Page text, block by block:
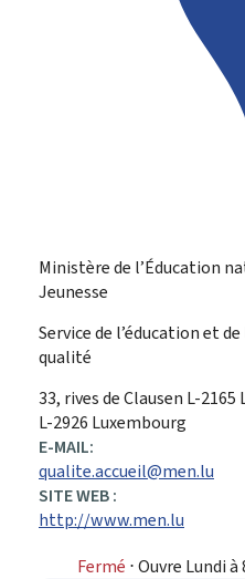
Ministère de l’Éducation
Jeunesse
Service de l’éducation et
qualité
ADRESSE
:
33, rives de Clausen L-2165
L-2926 Luxembourg
E-MAIL:
qualite.accueil@men.lu
SITE WEB :
http://www.men.lu
Fermé ⋅ Ouvre Lundi à